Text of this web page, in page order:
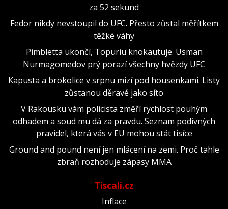
za 52 sekund
Fedor nikdy nevstoupil do UFC. Přesto zůstal měřítkem
těžké váhy
Pimbletta ukončí, Topuriu knokautuje. Usman
Nurmagomedov prý porazí všechny hvězdy UFC
Kapusta a brokolice v srpnu mizí pod housenkami. Listy
zůstanou děravé jako síto
V Rakousku vám policista změří rychlost pouhým
odhadem a soud mu dá za pravdu. Seznam podivných
pravidel, která vás v EU mohou stát tisíce
Ground and pound není jen mlácení na zemi. Proč tahle
zbraň rozhoduje zápasy MMA
Tiscali.cz
Inflace